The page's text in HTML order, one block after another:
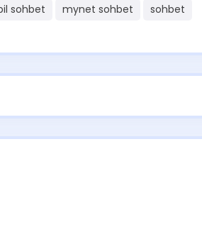
sohbet mynet sohbet sohbet